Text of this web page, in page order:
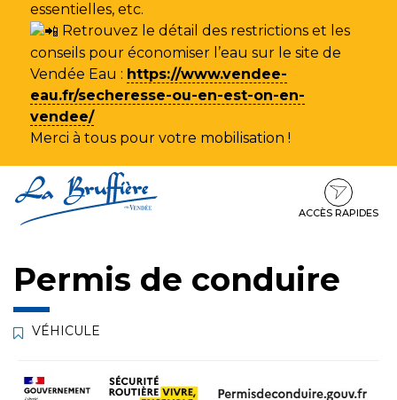
essentielles, etc.
Retrouvez le détail des restrictions et les
conseils pour économiser l’eau sur le site de
Vendée Eau : https://www.vendee-
eau.fr/secheresse-ou-en-est-on-en-
vendee/
Merci à tous pour votre mobilisation !
au
contenu
au
ACCÈS RAPIDES
Permis de conduire
VÉHICULE